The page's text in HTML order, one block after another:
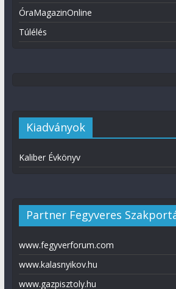
ÓraMagazinOnline
Túlélés
Kiadványok
Kaliber Évkönyv
Partner Fegyveres
www.fegyverforum.com
www.kalasnyikov.hu
www.gazpisztoly.hu